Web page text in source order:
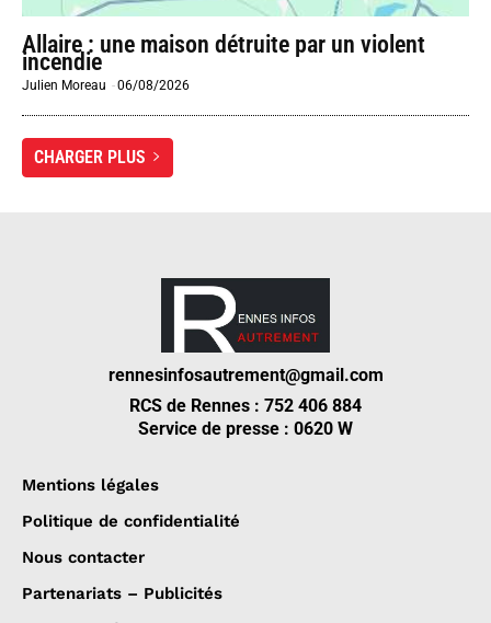
Allaire : une maison détruite par un violent
incendie
Julien Moreau -06/08/2026
CHARGER PLUS
rennesinfosautrement@gmail.com
RCS de Rennes : 752 406 884
Service de presse : 0620 W
Mentions légales
Politique de confidentialité
Nous contacter
Partenariats – Publicités